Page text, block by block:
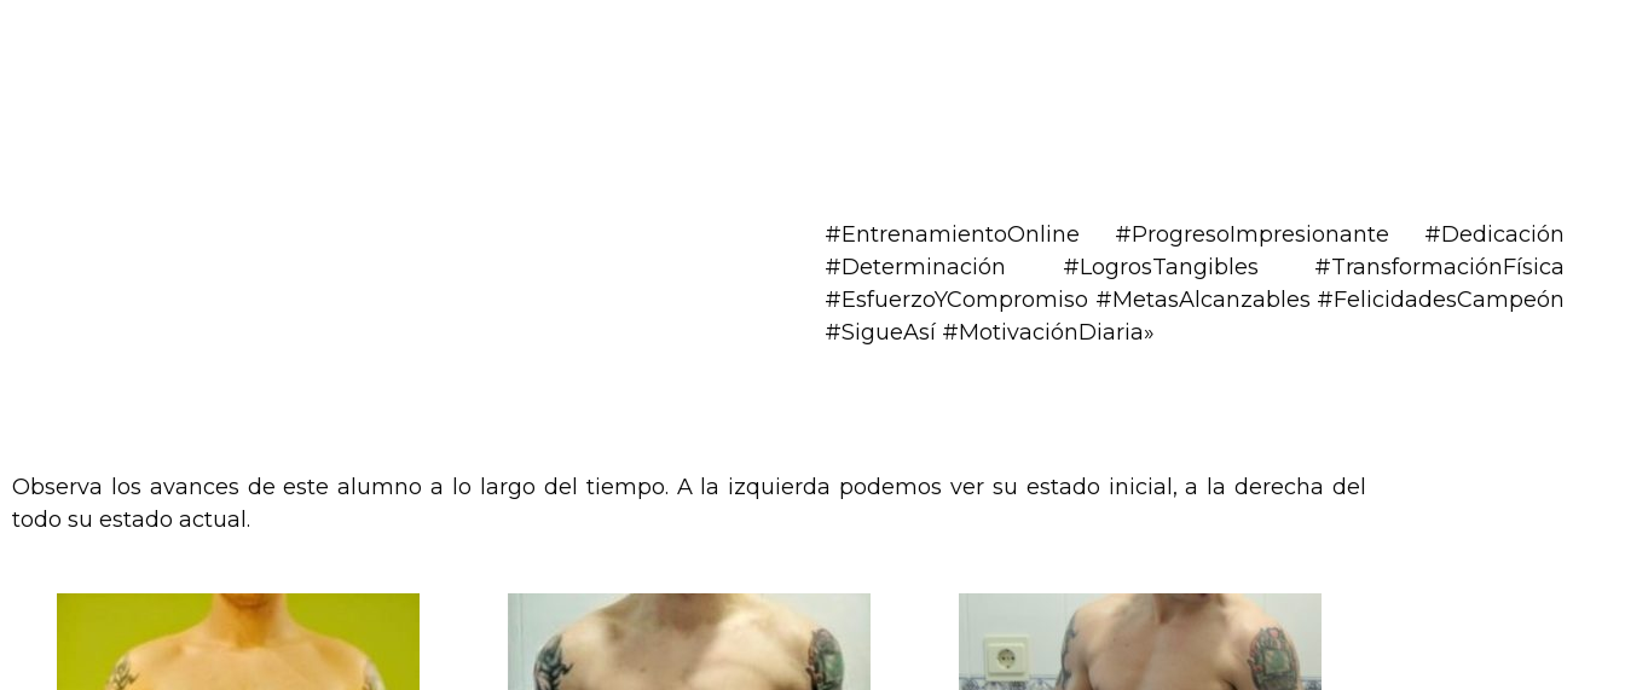
#EntrenamientoOnline #ProgresoImpresionante #Dedicación
#Determinación #LogrosTangibles #TransformaciónFísica
#EsfuerzoYCompromiso #MetasAlcanzables #FelicidadesCampeón
#SigueAsí #MotivaciónDiaria»
Observa los avances de este alumno a lo largo del tiempo. A la izquierda podemos ver su estado inicial, a la derecha del
todo su estado actual.